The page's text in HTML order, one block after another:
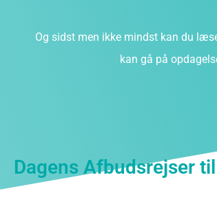
Og sidst men ikke mindst kan du
kan gå på
Dagens Afbudsrejser